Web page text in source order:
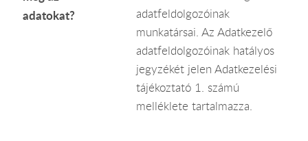
adatokat?
adatfeldolgozóinak
munkatársai. Az Adatkezelő
adatfeldolgozóinak hatályos
jegyzékét jelen Adatkezelési
tájékoztató 1. számú
melléklete tartalmazza.